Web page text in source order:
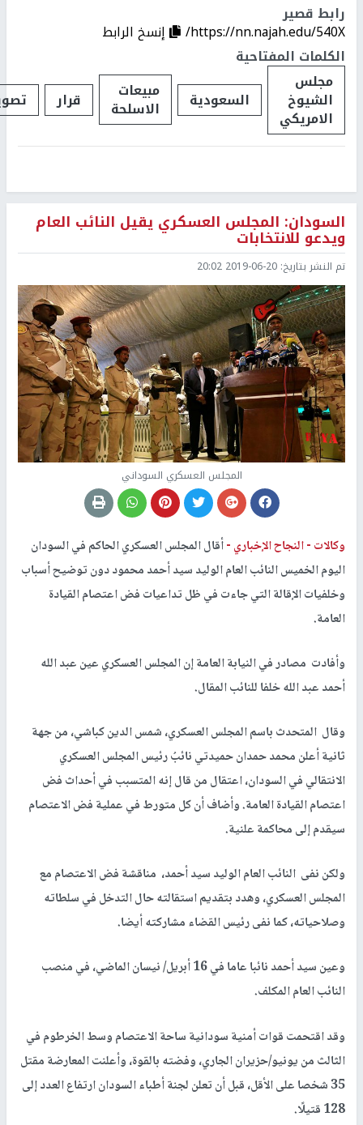
رابط قصير
https://nn.najah.edu/540X/
إنسخ الرابط
الكلمات المفتاحية
مجلس
الشيوخ
الامريكي
السعودية مبيعات
الاسلحة قرار
السودان: المجلس العسكري يقيل النائب العام
ويدعو للانتخابات
تم النشر بتاريخ: 2019-06-20 20:02
المجلس العسكري السوداني
وكالات -النجاح الإخباري -أقال المجلس العسكري الحاكم في السودان
اليوم الخميس النائب العام الوليد سيد أحمد محمود دون توضيح أسباب
وخلفيات الإقالة التي جاءت في ظل تداعيات فض اعتصام القيادة
العامة.
وأفادت مصادر في النيابة العامة إن المجلس العسكري عين عبد الله
أحمد عبد الله خلفا للنائب المقال.
وقال المتحدث باسم المجلس العسكري، شمس الدين كباشي، من جهة
ثانية أعلن محمد حمدان حميدتي نائبُ رئيس المجلس العسكري
الانتقالي في السودان، اعتقال من قال إنه المتسبب في أحداث فض
اعتصام القيادة العامة. وأضاف أن كل متورط في عملية فض الاعتصام
سيقدم إلى محاكمة علنية.
ولكن نفى النائب العام الوليد سيد أحمد، مناقشة فض الاعتصام مع
المجلس العسكري، وهدد بتقديم استقالته حال التدخل في سلطاته
وصلاحياته، كما نفى رئيس القضاء مشاركته أيضا.
وعين سيد أحمد نائبا عاما في 16 أبريل/ نيسان الماضي، في منصب
النائب العام المكلف.
وقد اقتحمت قوات أمنية سودانية ساحة الاعتصام وسط الخرطوم في
الثالث من يونيو/حزيران الجاري، وفضته بالقوة، وأعلنت المعارضة مقتل
35 شخصا على الأقل، قبل أن تعلن لجنة أطباء السودان ارتفاع العدد إلى
128 قتيلًا.